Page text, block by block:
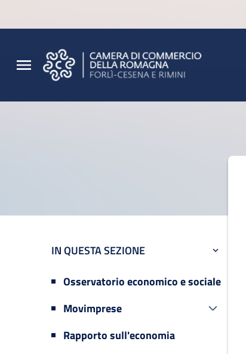
IN QUESTA SEZIONE
Osservatorio economico e sociale
Movimprese
Rapporto sull'economia